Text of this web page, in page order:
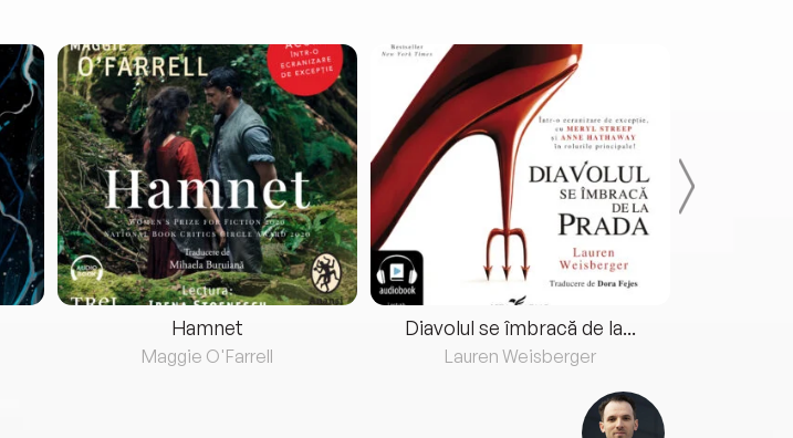
Hamnet
Maggie O'Farrell
Diavolul se îmbracă de la...
Lauren Weisberger